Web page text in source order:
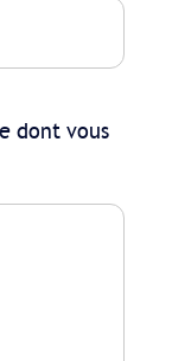
dont vous